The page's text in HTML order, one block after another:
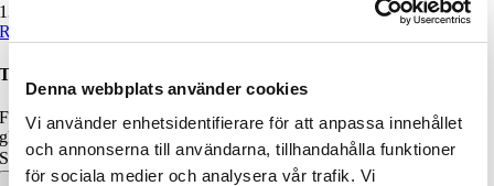
Denna webbplats använder cookies
Vi använder enhetsidentifierare för att anpassa innehållet
och annonserna till användarna, tillhandahålla funktioner
för sociala medier och analysera vår trafik. Vi
13 april, 2015
Read More
Turisterna.se
Familjen Magnusson har gett sig ut på resa. Vi utlovar restips och
glimtar från härliga platser i världen. Häng med oss!
Sök efter: